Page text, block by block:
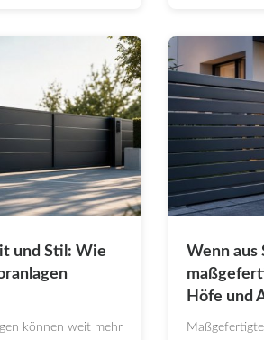
und Stil: Wie
können weit mehr
Wenn aus
Höfe und